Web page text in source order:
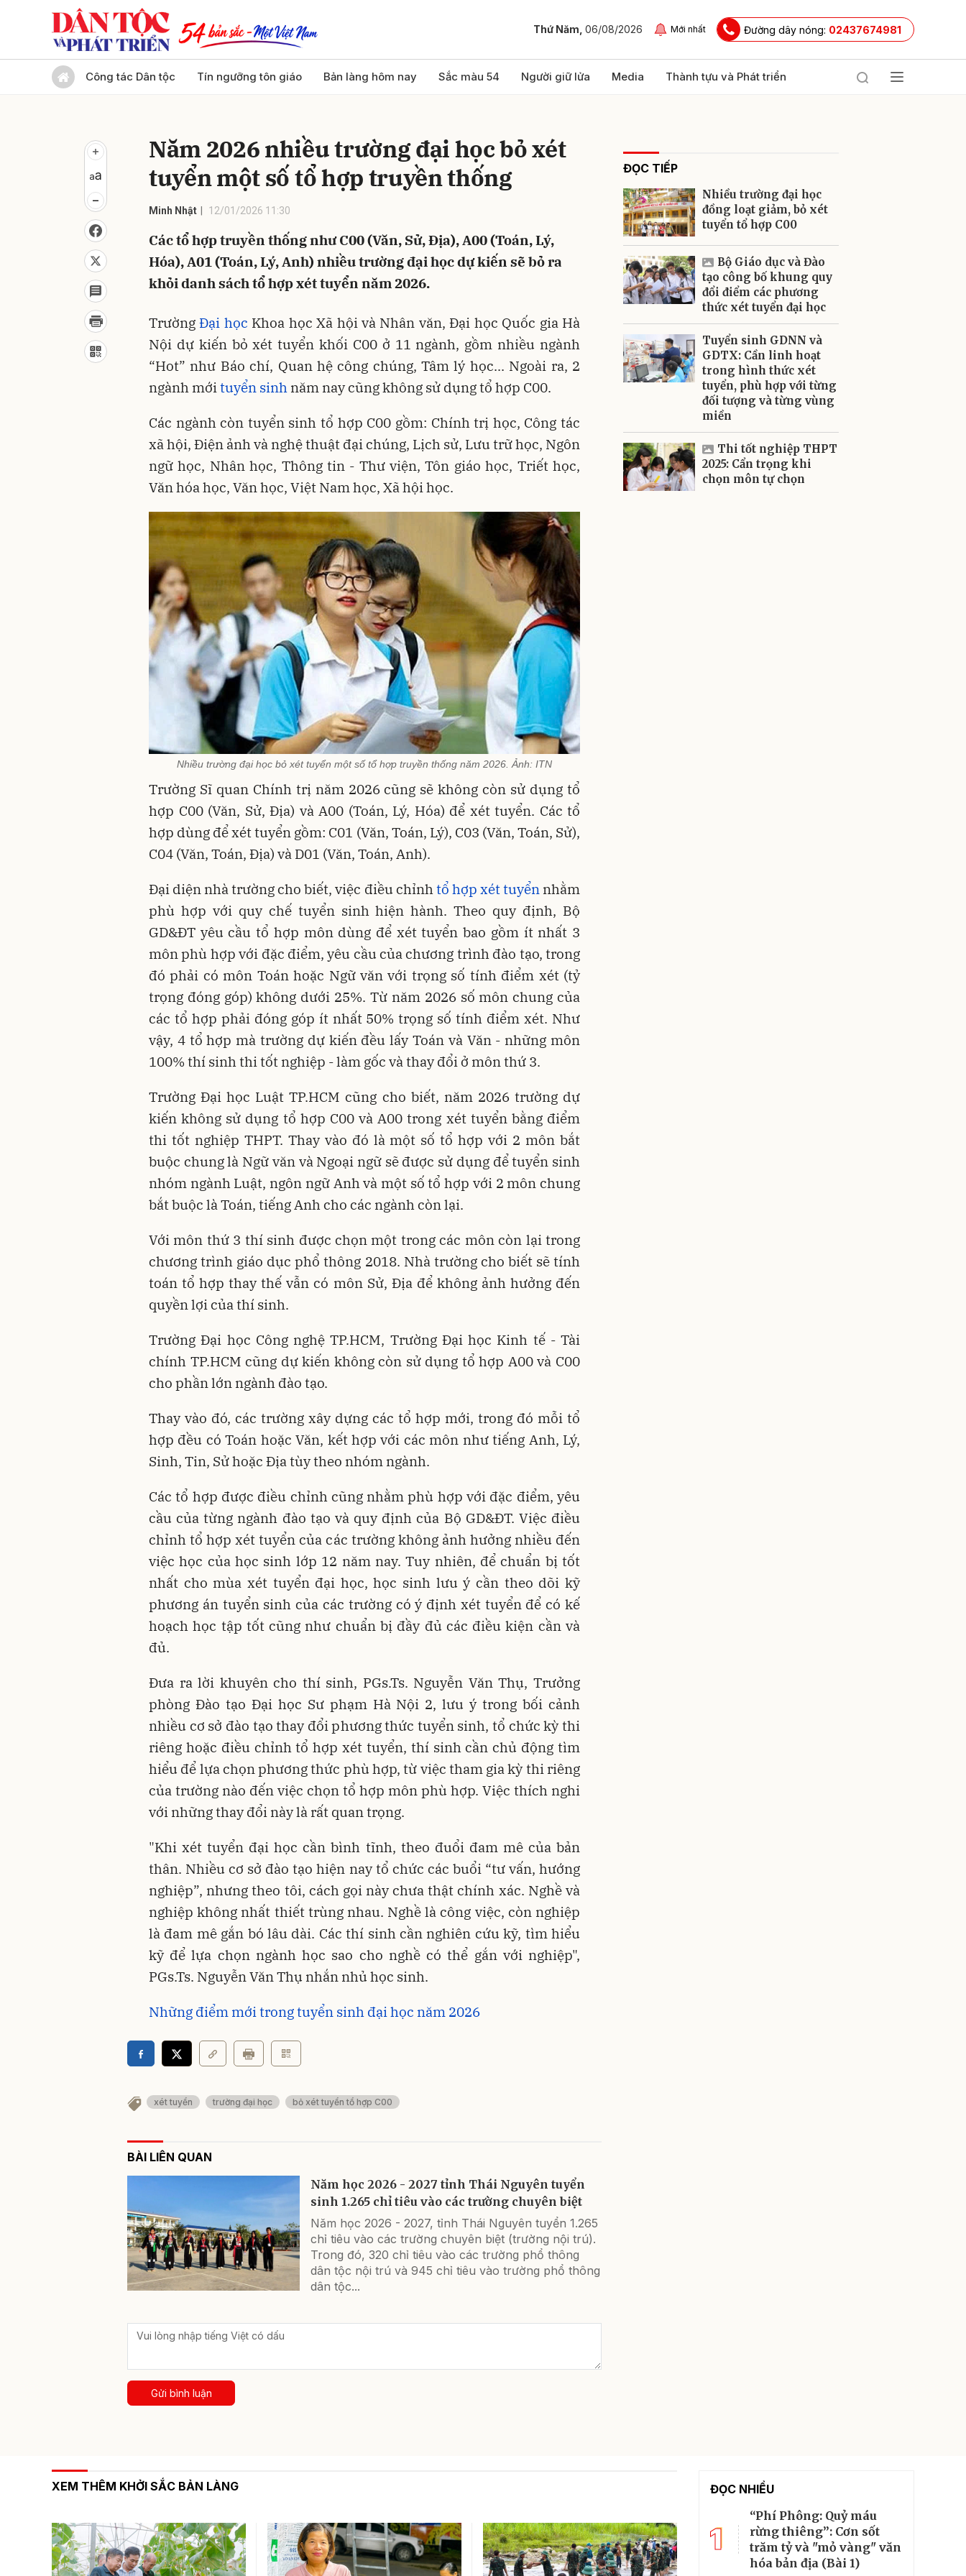
Thứ Năm, 06/08/2026 Mới nhất Đường dây nóng: 02437674981
Công tác Dân tộc Tín ngưỡng tôn giáo Bản làng hôm nay Sắc màu 54 Người giữ lửa Media Thành tựu và Phát triển
Năm 2026 nhiều trường đại học bỏ xét
tuyển một số tổ hợp truyền thống
Minh Nhật 12/01/2026 11:30
Các tổ hợp truyền thống như C00 (Văn, Sử, Địa), A00 (Toán, Lý,
Hóa), A01 (Toán, Lý, Anh) nhiều trường đại học dự kiến sẽ bỏ ra
khỏi danh sách tổ hợp xét tuyển năm 2026.
TrườngĐại học Khoa học Xã hội và Nhân văn, Đại học Quốc gia Hà
Nội dự kiến bỏ xét tuyển khối C00 ở 11 ngành, gồm nhiều ngành
“Hot” như Báo chí, Quan hệ công chúng, Tâm lý học... Ngoài ra, 2
ngành mới tuyển sinh năm nay cũng không sử dụng tổ hợp C00.
Các ngành còn tuyển sinh tổ hợp C00 gồm: Chính trị học, Công tác
xã hội, Điện ảnh và nghệ thuật đại chúng, Lịch sử, Lưu trữ học, Ngôn
ngữ học, Nhân học, Thông tin - Thư viện, Tôn giáo học, Triết học,
Văn hóa học, Văn học, Việt Nam học, Xã hội học.
Nhiều trường đại học bỏ xét tuyển một số tổ hợp truyền thống năm 2026. Ảnh: ITN
Trường Sĩ quan Chính trị năm 2026 cũng sẽ không còn sử dụng tổ
hợp C00 (Văn, Sử, Địa) và A00 (Toán, Lý, Hóa) để xét tuyển. Các tổ
hợp dùng để xét tuyển gồm: C01 (Văn, Toán, Lý), C03 (Văn, Toán, Sử),
C04 (Văn, Toán, Địa) và D01 (Văn, Toán, Anh).
Đại diện nhà trường cho biết, việc điều chỉnhtổ hợp xét tuyểnnhằm
phù hợp với quy chế tuyển sinh hiện hành. Theo quy định, Bộ
GD&ĐT yêu cầu tổ hợp môn dùng để xét tuyển bao gồm ít nhất 3
môn phù hợp với đặc điểm, yêu cầu của chương trình đào tạo, trong
đó phải có môn Toán hoặc Ngữ văn với trọng số tính điểm xét (tỷ
trọng đóng góp) không dưới 25%. Từ năm 2026 số môn chung của
các tổ hợp phải đóng góp ít nhất 50% trọng số tính điểm xét. Như
vậy, 4 tổ hợp mà trường dự kiến đều lấy Toán và Văn - những môn
100% thí sinh thi tốt nghiệp - làm gốc và thay đổi ở môn thứ 3.
Trường Đại học Luật TP.HCM cũng cho biết, năm 2026 trường dự
kiến không sử dụng tổ hợp C00 và A00 trong xét tuyển bằng điểm
thi tốt nghiệp THPT. Thay vào đó là một số tổ hợp với 2 môn bắt
buộc chung là Ngữ văn và Ngoại ngữ sẽ được sử dụng để tuyển sinh
nhóm ngành Luật, ngôn ngữ Anh và một số tổ hợp với 2 môn chung
bắt buộc là Toán, tiếng Anh cho các ngành còn lại.
Với môn thứ 3 thí sinh được chọn một trong các môn còn lại trong
chương trình giáo dục phổ thông 2018. Nhà trường cho biết sẽ tính
toán tổ hợp thay thế vẫn có môn Sử, Địa để không ảnh hưởng đến
quyền lợi của thí sinh.
Trường Đại học Công nghệ TP.HCM, Trường Đại học Kinh tế - Tài
chính TP.HCM cũng dự kiến không còn sử dụng tổ hợp A00 và C00
cho phần lớn ngành đào tạo.
Thay vào đó, các trường xây dựng các tổ hợp mới, trong đó mỗi tổ
hợp đều có Toán hoặc Văn, kết hợp với các môn như tiếng Anh, Lý,
Sinh, Tin, Sử hoặc Địa tùy theo nhóm ngành.
Các tổ hợp được điều chỉnh cũng nhằm phù hợp với đặc điểm, yêu
cầu của từng ngành đào tạo và quy định của Bộ GD&ĐT. Việc điều
chỉnh tổ hợp xét tuyển của các trường không ảnh hưởng nhiều đến
việc học của học sinh lớp 12 năm nay. Tuy nhiên, để chuẩn bị tốt
nhất cho mùa xét tuyển đại học, học sinh lưu ý cần theo dõi kỹ
phương án tuyển sinh của các trường có ý định xét tuyển để có kế
hoạch học tập tốt cũng như chuẩn bị đầy đủ các điều kiện cần và
đủ.
Đưa ra lời khuyên cho thí sinh, PGs.Ts. Nguyễn Văn Thụ, Trưởng
phòng Đào tạo Đại học Sư phạm Hà Nội 2, lưu ý trong bối cảnh
nhiều cơ sở đào tạo thay đổi phương thức tuyển sinh, tổ chức kỳ thi
riêng hoặc điều chỉnh tổ hợp xét tuyển, thí sinh cần chủ động tìm
hiểu để lựa chọn phương thức phù hợp, từ việc tham gia kỳ thi riêng
của trường nào đến việc chọn tổ hợp môn phù hợp. Việc thích nghi
với những thay đổi này là rất quan trọng.
"Khi xét tuyển đại học cần bình tĩnh, theo đuổi đam mê của bản
thân. Nhiều cơ sở đào tạo hiện nay tổ chức các buổi “tư vấn, hướng
nghiệp”, nhưng theo tôi, cách gọi này chưa thật chính xác. Nghề và
nghiệp không nhất thiết trùng nhau. Nghề là công việc, còn nghiệp
là đam mê gắn bó lâu dài. Các thí sinh cần nghiên cứu kỹ, tìm hiểu
kỹ để lựa chọn ngành học sao cho nghề có thể gắn với nghiệp",
PGs.Ts. Nguyễn Văn Thụ nhắn nhủ học sinh.
Những điểm mới trong tuyển sinh đại học năm 2026
xét tuyển trường đại học bỏ xét tuyển tổ hợp C00
BÀI LIÊN QUAN
Năm học 2026 - 2027 tỉnh Thái Nguyên tuyển
sinh 1.265 chỉ tiêu vào các trường chuyên biệt
Năm học 2026 - 2027, tỉnh Thái Nguyên tuyển 1.265
chỉ tiêu vào các trường chuyên biệt (trường nội trú).
Trong đó, 320 chỉ tiêu vào các trường phổ thông
dân tộc nội trú và 945 chỉ tiêu vào trường phổ thông
dân tộc...
Gửi bình luận
ĐỌC TIẾP
Nhiều trường đại học
đồng loạt giảm, bỏ xét
tuyển tổ hợp C00
Bộ Giáo dục và Đào
tạo công bố khung quy
đổi điểm các phương
thức xét tuyển đại học
Tuyển sinh GDNN và
GDTX: Cần linh hoạt
trong hình thức xét
tuyển, phù hợp với từng
đối tượng và từng vùng
miền
Thi tốt nghiệp THPT
2025: Cẩn trọng khi
chọn môn tự chọn
XEM THÊM KHỞI SẮC BẢN LÀNG ĐỌC NHIỀU
1
“Phí Phông: Quỷ máu
rừng thiêng”: Cơn sốt
trăm tỷ và "mỏ vàng" văn
hóa bản địa (Bài 1)
Gửi bình luận
Gửi